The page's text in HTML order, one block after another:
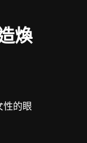
煥
性的眼